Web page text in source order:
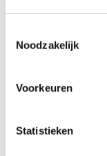
Noodzakelijk
Voorkeuren
Statistieken
Als een van de
toepassen bij
vermindering
verbetering